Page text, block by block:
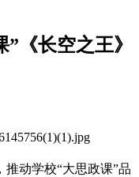
《长空之王》
动学校“大思政课”品